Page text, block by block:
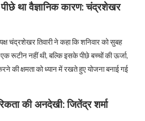
था वैज्ञानिक कारण: चंद्रशेखर
चंद्रशेखर तिवारी ने कहा कि शनिवार को सुबह
रूटीन नहीं थी, बल्कि इसके पीछे बच्चों की ऊर्जा,
की क्षमता को ध्यान में रखते हुए योजना बनाई गई
की अनदेखी: जितेंद्र शर्मा